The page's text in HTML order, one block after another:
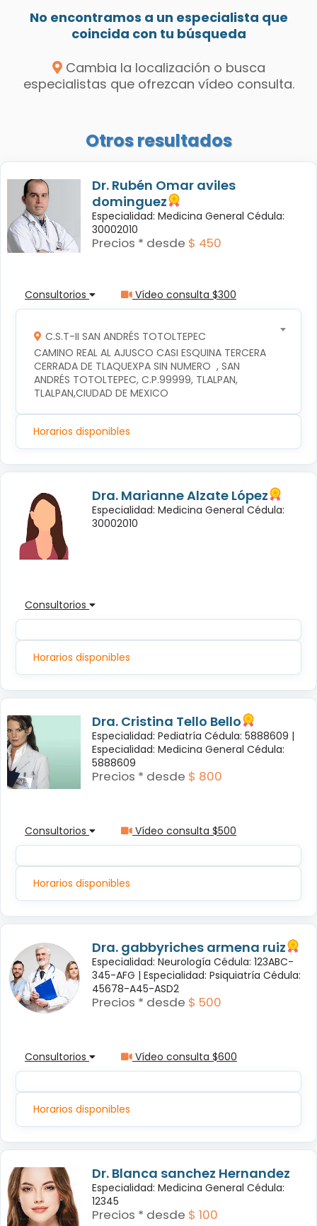
No encontramos a un especialista que
coincida con tu búsqueda
Cambia la localización o busca
especialistas que ofrezcan vídeo consulta.
Otros resultados
Dr. Rubén Omar aviles
dominguez
Especialidad: Medicina General Cédula:
30002010
Precios * desde $ 450
Consultorios Vídeo consulta $300
C.S.T-II SAN ANDRÉS TOTOLTEPEC
CAMINO REAL AL AJUSCO CASI ESQUINA TERCERA
CERRADA DE TLAQUEXPA SIN NUMERO  , SAN
ANDRÉS TOTOLTEPEC, C.P.99999, TLALPAN,
TLALPAN,CIUDAD DE MEXICO
Horarios disponibles
Dra. Marianne Alzate López
Especialidad: Medicina General Cédula:
30002010
Consultorios
Horarios disponibles
Dra. Cristina Tello Bello
Especialidad: Pediatría Cédula: 5888609 |
Especialidad: Medicina General Cédula:
5888609
Precios * desde $ 800
Consultorios Vídeo consulta $500
Horarios disponibles
Dra. gabbyriches armena ruiz
Especialidad: Neurología Cédula: 123ABC-
345-AFG | Especialidad: Psiquiatría Cédula:
45678-A45-ASD2
Precios * desde $ 500
Consultorios Vídeo consulta $600
Horarios disponibles
Dr. Blanca sanchez Hernandez
Especialidad: Medicina General Cédula:
12345
Precios * desde $ 100